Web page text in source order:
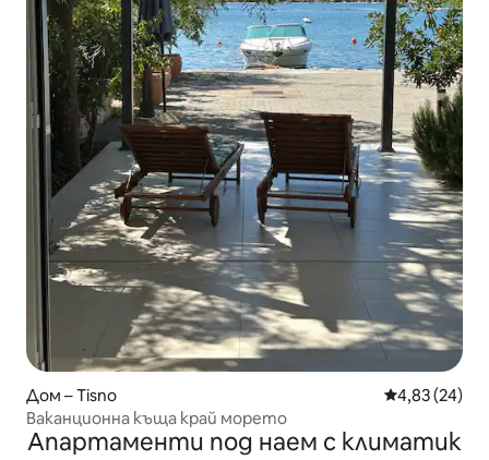
Дом – Tisno Средна
4,83 (24)
Ваканционна къща край морето
Апартаменти под наем с климатик